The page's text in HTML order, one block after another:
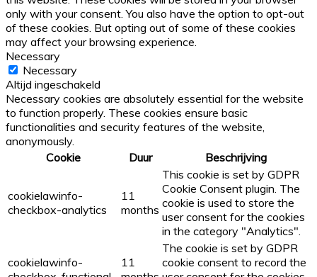
only with your consent. You also have the option to opt-out
of these cookies. But opting out of some of these cookies
may affect your browsing experience.
Necessary
Necessary
Altijd ingeschakeld
Necessary cookies are absolutely essential for the website
to function properly. These cookies ensure basic
functionalities and security features of the website,
anonymously.
Cookie
Duur Beschrijving
cookielawinfo-
checkbox-analytics
11
months
This cookie is set by GDPR
Cookie Consent plugin. The
cookie is used to store the
user consent for the cookies
in the category "Analytics".
cookielawinfo-
11
The cookie is set by GDPR
cookie consent to record the